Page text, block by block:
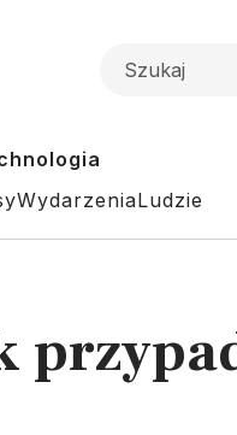
WydarzeniaLudzie